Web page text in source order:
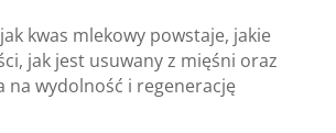
kwas mlekowy powstaje, jakie
jak jest usuwany z mięśni oraz
na wydolność i regenerację